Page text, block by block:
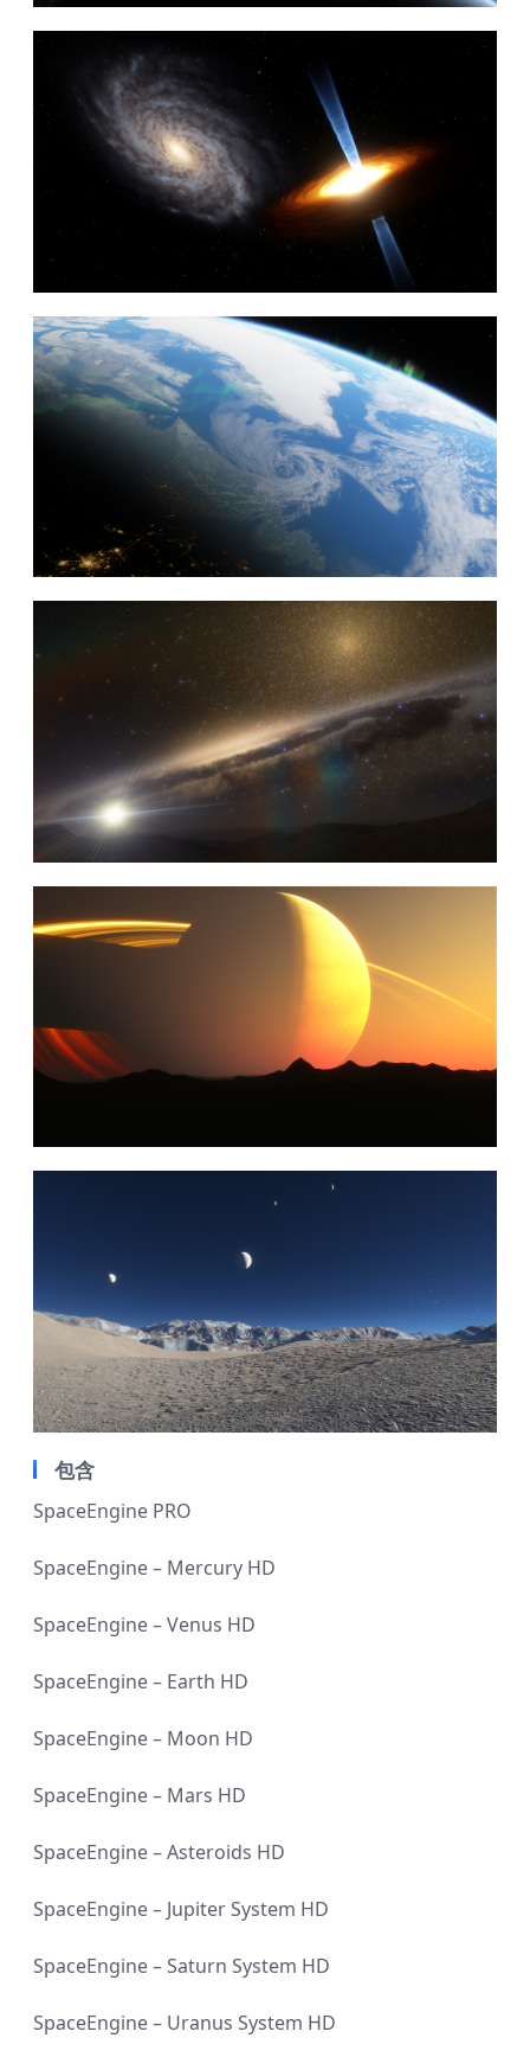
包含
SpaceEngine PRO
SpaceEngine – Mercury HD
SpaceEngine – Venus HD
SpaceEngine – Earth HD
SpaceEngine – Moon HD
SpaceEngine – Mars HD
SpaceEngine – Asteroids HD
SpaceEngine – Jupiter System HD
SpaceEngine – Saturn System HD
SpaceEngine – Uranus System HD